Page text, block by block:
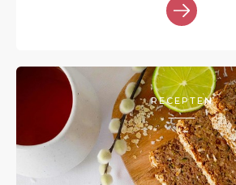
RECEPTEN